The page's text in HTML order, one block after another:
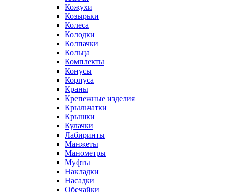
Кожухи
Козырьки
Колеса
Колодки
Колпачки
Кольца
Комплекты
Конусы
Корпуса
Краны
Крепежные изделия
Крыльчатки
Крышки
Кулачки
Лабиринты
Манжеты
Манометры
Муфты
Накладки
Насадки
Обечайки